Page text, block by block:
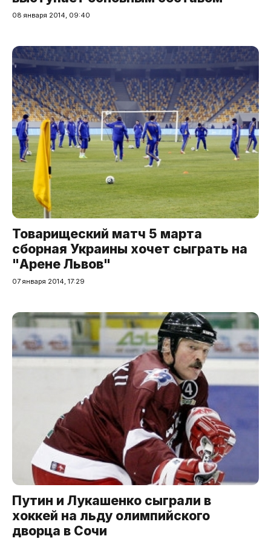
08 января 2014, 09:40
Товарищеский матч 5 марта
сборная Украины хочет сыграть на
"Арене Львов"
07 января 2014, 17:29
Путин и Лукашенко сыграли в
хоккей на льду олимпийского
дворца в Сочи